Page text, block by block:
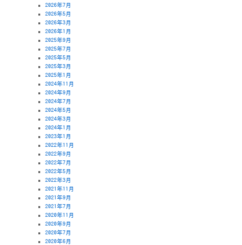
2026年7月
2026年5月
2026年3月
2026年1月
2025年9月
2025年7月
2025年5月
2025年3月
2025年1月
2024年11月
2024年9月
2024年7月
2024年5月
2024年3月
2024年1月
2023年1月
2022年11月
2022年9月
2022年7月
2022年5月
2022年3月
2021年11月
2021年9月
2021年7月
2020年11月
2020年9月
2020年7月
2020年6月